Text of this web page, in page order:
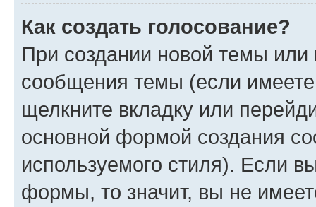
Как создать голосование?
При создании новой темы или
сообщения темы (если
щелкните вкладку или
основной формой создания
используемого стиля). Если
формы, то значит, вы не